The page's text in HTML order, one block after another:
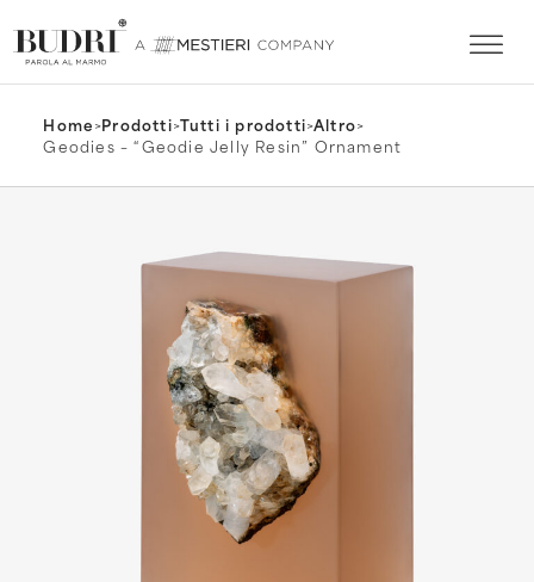
Home>Prodotti>Tutti i prodotti>Altro>
Geodies – “Geodie Jelly Resin” Ornament